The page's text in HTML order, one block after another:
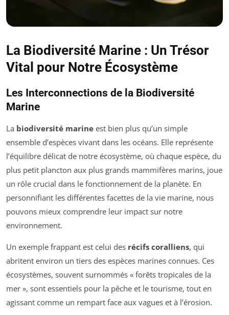
La Biodiversité Marine : Un Trésor
Vital pour Notre Écosystème
Les Interconnections de la Biodiversité
Marine
La biodiversité marine est bien plus qu’un simple
ensemble d’espèces vivant dans les océans. Elle représente
l’équilibre délicat de notre écosystème, où chaque espèce, du
plus petit plancton aux plus grands mammifères marins, joue
un rôle crucial dans le fonctionnement de la planète. En
personnifiant les différentes facettes de la vie marine, nous
pouvons mieux comprendre leur impact sur notre
environnement.
Un exemple frappant est celui des récifs coralliens, qui
abritent environ un tiers des espèces marines connues. Ces
écosystèmes, souvent surnommés « forêts tropicales de la
mer », sont essentiels pour la pêche et le tourisme, tout en
agissant comme un rempart face aux vagues et à l’érosion.